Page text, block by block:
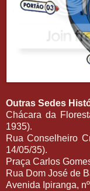
Outras Sedes
Chácara da
1935).
Rua Conselheiro
14/05/35).
Praça Carlos
Rua Dom José de
Avenida Ipiranga,